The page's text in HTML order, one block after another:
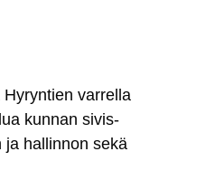
var­rel­la
kun­nan si­vis­
ja hal­lin­non se­kä